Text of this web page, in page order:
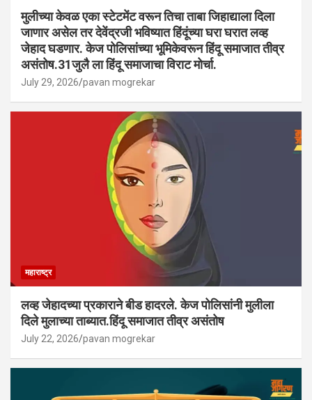
मुलीच्या केवळ एका स्टेटमेंट वरून तिचा ताबा जिहाद्याला दिला
जाणार असेल तर देवेंद्रजी भविष्यात हिंदूंच्या घरा घरात लव्ह
जेहाद घडणार. केज पोलिसांच्या भूमिकेवरून हिंदू समाजात तीव्र
असंतोष.31जुलै ला हिंदू समाजाचा विराट मोर्चा.
July 29, 2026 pavan mogrekar
महाराष्ट्र
लव्ह जेहादच्या प्रकाराने बीड हादरले. केज पोलिसांनी मुलीला
दिले मुलाच्या ताब्यात.हिंदू समाजात तीव्र असंतोष
July 22, 2026 pavan mogrekar